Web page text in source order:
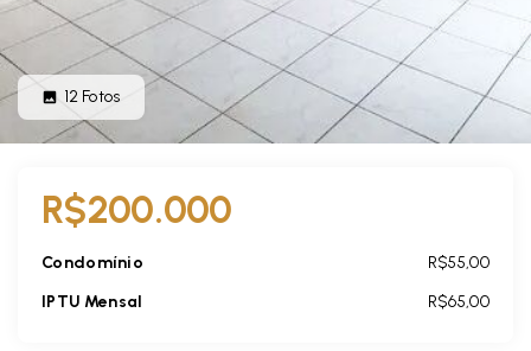
12 Fotos
R$200.000
Condomínio
R$55,00
IPTU Mensal
R$65,00